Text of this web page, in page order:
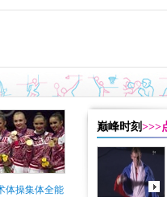
体操集体全能
巅峰时刻>>>